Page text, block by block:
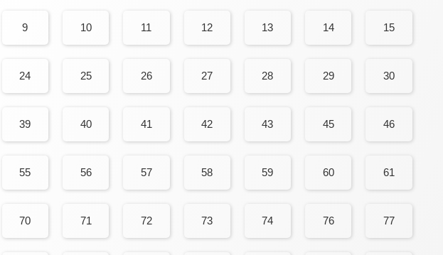
9 10 11 12 13 14 15
24 25 26 27 28 29 30
39 40 41 42 43 45 46
55 56 57 58 59 60 61
70 71 72 73 74 76 77